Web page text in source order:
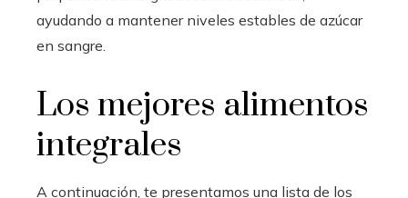
ayudando a mantener niveles estables de azúcar
en sangre.
Los mejores alimentos
integrales
A continuación, te presentamos una lista de los